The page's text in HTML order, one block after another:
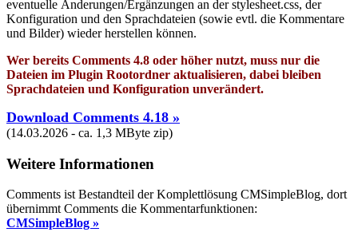
eventuelle Änderungen/Ergänzungen an der stylesheet.css, der
Konfiguration und den Sprachdateien (sowie evtl. die Kommentare
und Bilder) wieder herstellen können.
Wer bereits Comments 4.8 oder höher nutzt, muss nur die
Dateien im Plugin Rootordner aktualisieren, dabei bleiben
Sprachdateien und Konfiguration unverändert.
Download Comments 4.18 »
(14.03.2026 - ca. 1,3 MByte zip)
Weitere Informationen
Comments ist Bestandteil der Komplettlösung CMSimpleBlog, dort
übernimmt Comments die Kommentarfunktionen:
CMSimpleBlog »